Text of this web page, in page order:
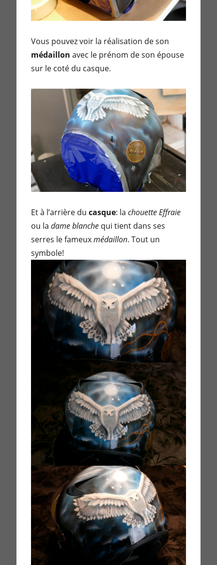
Vous pouvez voir la réalisation de son
médaillon avec le prénom de son épouse
sur le coté du casque.
Et à l’arrière du casque: lachouette Effraie
ou ladame blanche qui tient dans ses
serres le fameuxmédaillon. Tout un
symbole!